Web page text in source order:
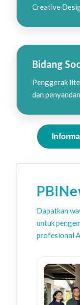
Creative
Bidang
Penggerak
dan
Dapatkan
untuk
profesional